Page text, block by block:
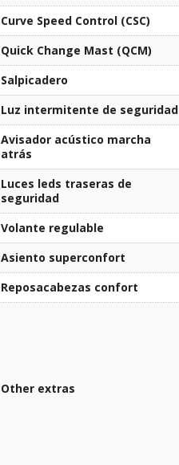
Curve Speed Control (CSC)
Quick Change Mast (QCM)
Salpicadero
Luz intermitente de seguridad
Avisador acústico marcha
atrás
Luces leds traseras de
seguridad
Volante regulable
Asiento superconfort
Reposacabezas confort
Other extras